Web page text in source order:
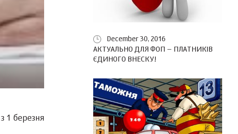
1 березня
December 30, 2016
АКТУАЛЬНО ДЛЯ ФОП – ПЛАТНИКІВ
ЄДИНОГО ВНЕСКУ!